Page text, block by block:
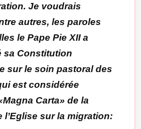
Je voudrais
autres, les paroles
le Pape Pie XII a
sa Constitution
sur le soin pastoral des
est considérée
Carta» de la
l’Eglise sur la migration: